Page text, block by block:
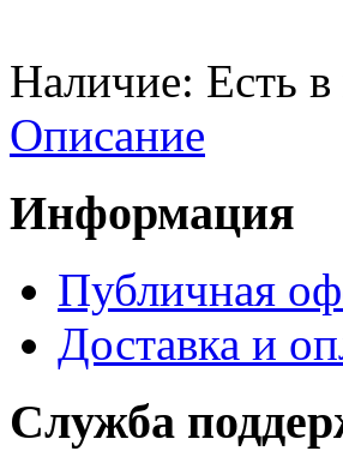
Наличие: Есть
Описание
Информация
Публичная
Доставка и
Служба